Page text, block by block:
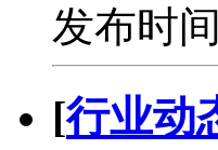
发布时
[行业动